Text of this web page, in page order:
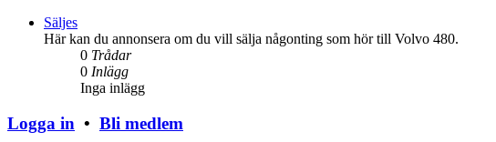
Säljes
Här kan du annonsera om du vill sälja någonting som hör till Volvo 480.
0 Trådar
0 Inlägg
Inga inlägg
Logga in • Bli medlem